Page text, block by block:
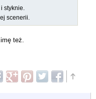
styknie.
scenerii.
też.